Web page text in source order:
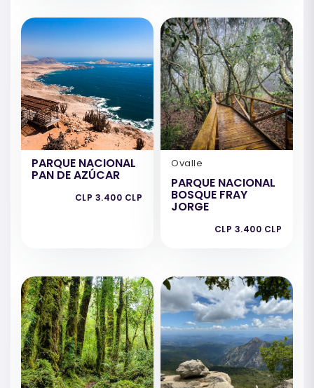
PARQUE NACIONAL
PAN DE AZÚCAR
CLP 3.400 CLP
Ovalle
PARQUE NACIONAL
BOSQUE FRAY
JORGE
CLP 3.400 CLP